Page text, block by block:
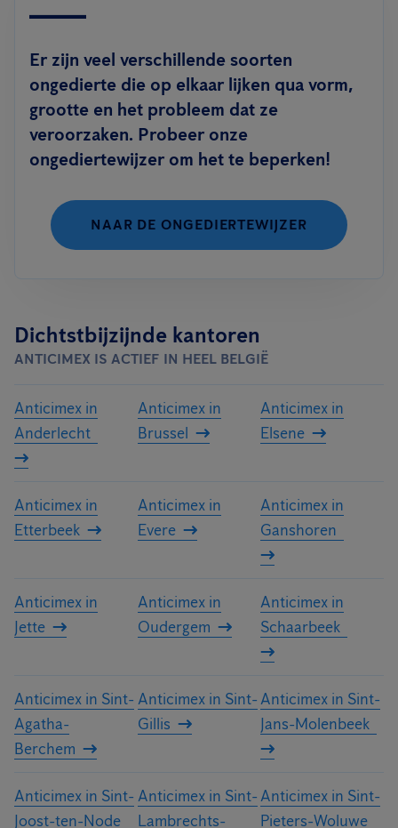
Er zijn veel verschillende soorten
ongedierte die op elkaar lijken qua vorm,
grootte en het probleem dat ze
veroorzaken. Probeer onze
ongediertewijzer om het te beperken!
NAAR DE ONGEDIERTEWIJZER
Dichtstbijzijnde kantoren
ANTICIMEX IS ACTIEF IN HEEL BELGIË
Anticimex in
Anderlecht
Anticimex in
Brussel
Anticimex in
Elsene
Anticimex in
Etterbeek
Anticimex in
Evere
Anticimex in
Ganshoren
Anticimex in
Jette
Anticimex in
Oudergem
Anticimex in
Schaarbeek
Anticimex in Sint-
Agatha-
Berchem
Anticimex in Sint-
Gillis
Anticimex in Sint-
Jans-Molenbeek
Anticimex in Sint-
Joost-ten-Node
Anticimex in Sint-
Lambrechts-
Anticimex in Sint-
Pieters-Woluwe